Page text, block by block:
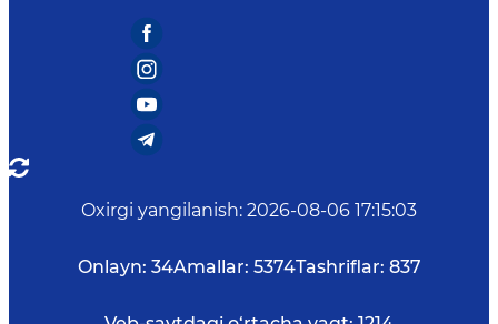
Oxirgi yangilanish: 2026-08-06 17:15:03
Onlayn: 34Amallar: 5374Tashriflar: 837